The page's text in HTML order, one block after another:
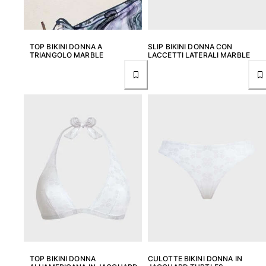
Costumi da bagno
Costumi Interi
Rashguard
Abbigliamento
Felpe
T-shirt
Neonato
TOP BIKINI DONNA A
TRIANGOLO MARBLE
SLIP BIKINI DONNA CON
LACCETTI LATERALI MARBLE
TOP BIKINI DONNA
CULOTTE BIKINI DONNA IN